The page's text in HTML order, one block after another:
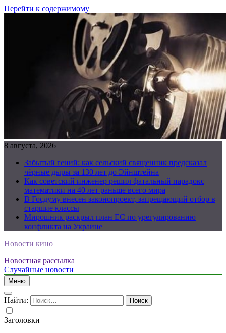
Перейти к содержимому
8 августа, 2026
Забытый гений: как сельский священник предсказал
чёрные дыры за 130 лет до Эйнштейна
Как советский инженер решил фатальный парадокс
математики на 40 лет раньше всего мира
В Госдуму внесен законопроект, запрещающий отбор в
старшие классы
Мирошник раскрыл план ЕС по урегулированию
конфликта на Украине
Новости кино
Новостная рассылка
Случайные новости
Меню
Найти:
Заголовки